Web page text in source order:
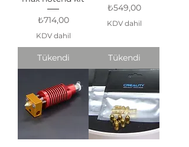
Fiyat
₺714,00
KDV dahil
Tükendi
Fiyat
₺549,00
KDV dahil
Tükendi